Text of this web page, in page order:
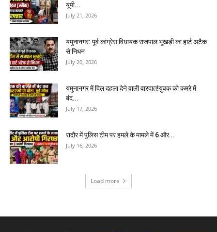
यूपी...
July 21, 2026
यमुनानगर: पूर्व कांग्रेस विधायक राजपाल भूखड़ी का हार्ट अटैक
से निधन
July 20, 2026
यमुनानगर में दिल दहला देने वाली वारदात!युवक को कमरे में
बंद...
July 17, 2026
रादौर में पुलिस टीम पर हमले के मामले में 6 और...
July 16, 2026
Load more